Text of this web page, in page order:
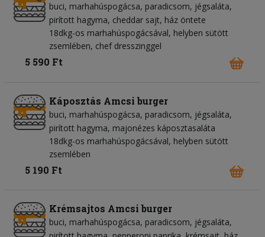
buci marhahúspogácsa paradicsom jégsaláta
pirított hagyma cheddar sajt ház öntete
18dkg-os marhahúspogácsával, helyben sütött
zsemlében, chef dresszinggel
5 590 Ft
Káposztás Amcsi burger
buci marhahúspogácsa paradicsom jégsaláta
pirított hagyma majonézes káposztasaláta
18dkg-os marhahúspogácsával, helyben sütött
zsemlében
5 190 Ft
Krémsajtos Amcsi burger
buci marhahúspogácsa paradicsom jégsaláta